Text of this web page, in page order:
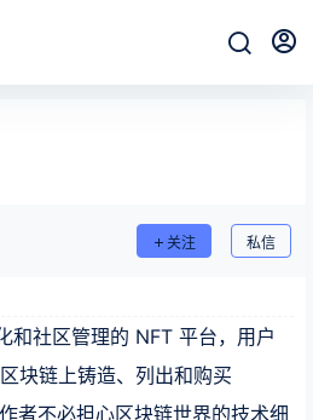
关注 私信
和社区管理的 NFT 平台，用户
块链上铸造、列出和购买
者不必担心区块链世界的技术细